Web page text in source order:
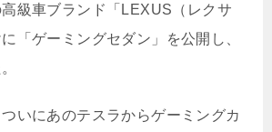
級車ブランド「LEXUS（レクサ
「ゲーミングセダン」を公開し、
いにあのテスラからゲーミングカ